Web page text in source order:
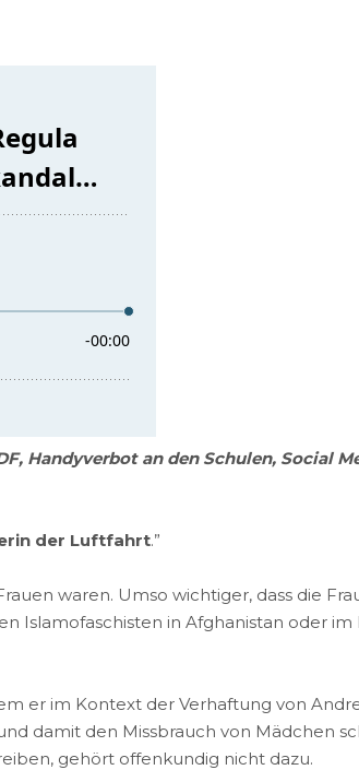
Handyverbot an den Schulen, Social
der Luftfahrt.”
waren. Umso wichtiger, dass die
Islamofaschisten in Afghanistan oder im
er im Kontext der Verhaftung von
damit den Missbrauch von Mädchen
gehört offenkundig nicht dazu.